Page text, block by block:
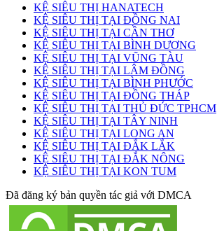
KỆ SIÊU THỊ HANATECH
KỆ SIÊU THỊ TẠI ĐỒNG NAI
KỆ SIÊU THỊ TẠI CẦN THƠ
KỆ SIÊU THỊ TẠI BÌNH DƯƠNG
KỆ SIÊU THỊ TẠI VŨNG TÀU
KỆ SIÊU THỊ TẠI LÂM ĐỒNG
KỆ SIÊU THỊ TẠI BÌNH PHƯỚC
KỆ SIÊU THỊ TẠI ĐỒNG THÁP
KỆ SIÊU THỊ TẠI THỦ ĐỨC TPHCM
KỆ SIÊU THỊ TẠI TÂY NINH
KỆ SIÊU THỊ TẠI LONG AN
KỆ SIÊU THỊ TẠI ĐẮK LẮK
KỆ SIÊU THỊ TẠI ĐẮK NÔNG
KỆ SIÊU THỊ TẠI KON TUM
Đã đăng ký bản quyền tác giả với DMCA